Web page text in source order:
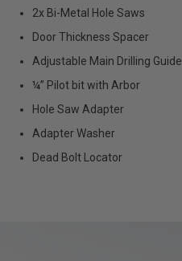
2x Bi-Metal Hole Saws
Door Thickness Spacer
Adjustable Main Drilling Guide
¼” Pilot bit with Arbor
Hole Saw Adapter
Adapter Washer
Dead Bolt Locator